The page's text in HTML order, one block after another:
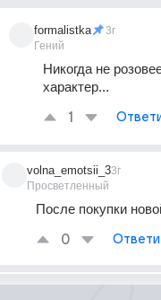
formalistka
Гений
3г
Никогда не
характер...
1
volna_emotsii_3
Просветленный
3г
После покупки
0